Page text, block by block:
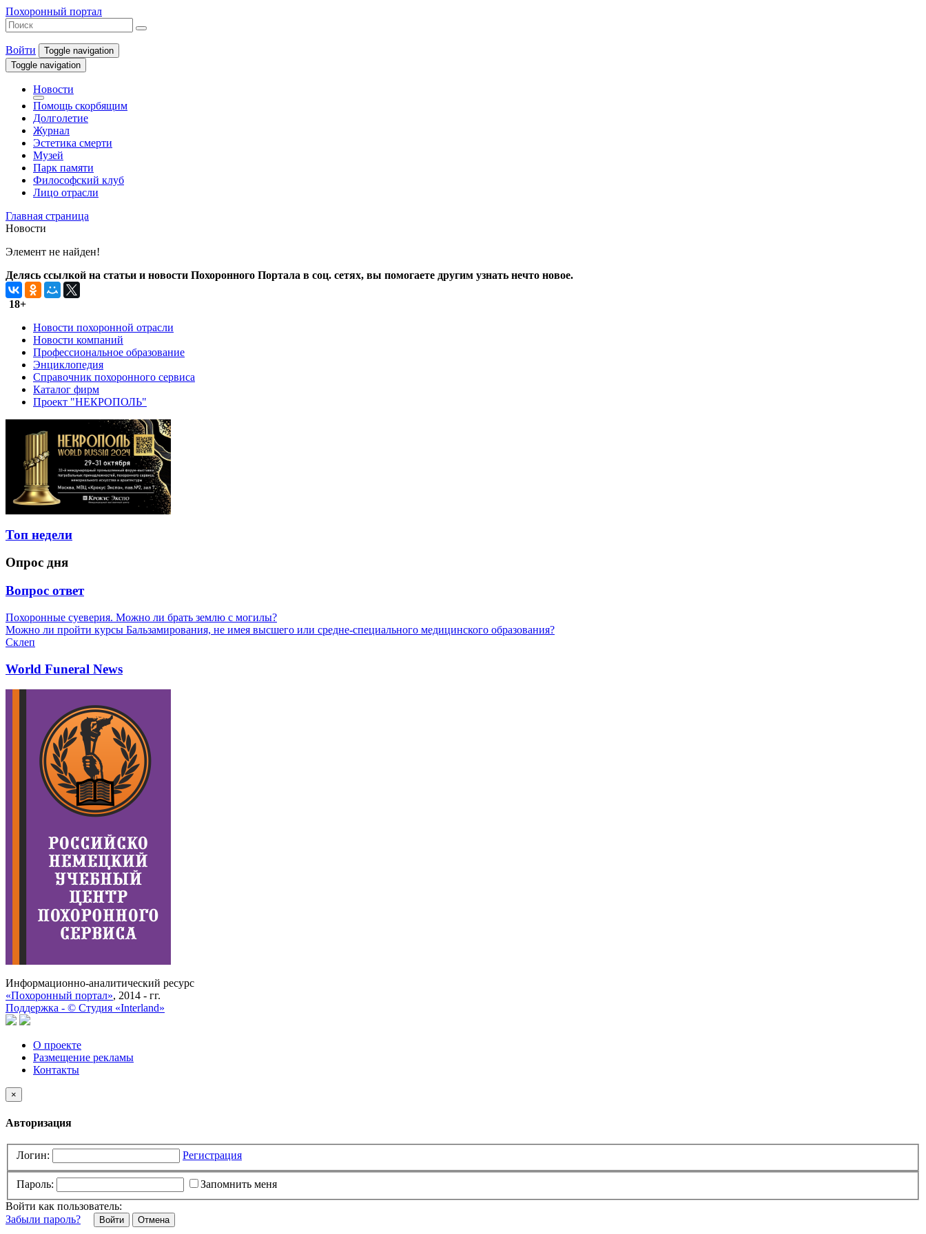
Похоронный портал
Войти
Toggle navigation
Toggle navigation
Новости
Помощь скорбящим
Долголетие
Журнал
Эстетика смерти
Музей
Парк памяти
Философский клуб
Лицо отрасли
Главная страница
Новости
Элемент не найден!
Делясь ссылкой на статьи и новости Похоронного Портала в соц. сетях, вы помогаете другим узнать нечто новое.
18+
Новости похоронной отрасли
Новости компаний
Профессиональное образование
Энциклопедия
Справочник похоронного сервиса
Каталог фирм
Проект "НЕКРОПОЛЬ"
Топ недели
Опрос дня
Вопрос ответ
Похоронные суеверия. Можно ли брать землю с могилы?
Можно ли пройти курсы Бальзамирования, не имея высшего или средне-специального медицинского образования?
Склеп
World Funeral News
Информационно-аналитический ресурс
«Похоронный портал», 2014 - гг.
Поддержка - © Cтудия «Interland»
О проекте
Размещение рекламы
Контакты
×
Авторизация
Логин: Регистрация
Пароль:
Запомнить меня
Войти как пользователь:
Забыли пароль?
Отмена